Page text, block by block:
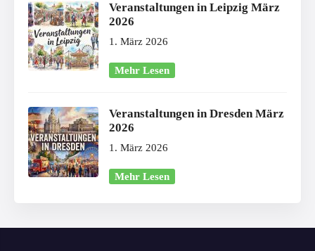
Veranstaltungen in Leipzig März
2026
1. März 2026
Mehr Lesen
Veranstaltungen in Dresden März
2026
1. März 2026
Mehr Lesen